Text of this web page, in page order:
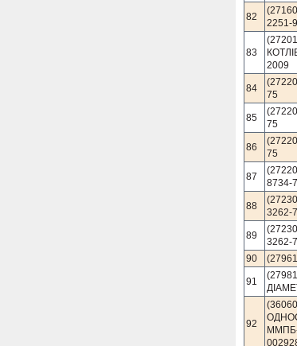
82
2251-
83
2009
84
75
85
75
86
75
87
8734-
88
3262-
89
3262-
90
91
92